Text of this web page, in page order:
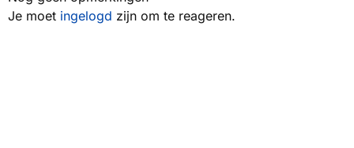
Je moet ingelogd zijn om te reageren.